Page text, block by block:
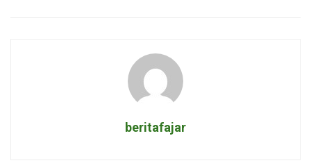
beritafajar